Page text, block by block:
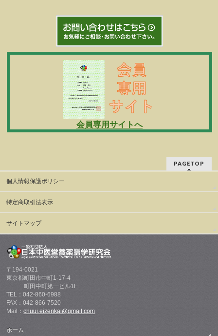
会員専用サイトへ
PAGETOP
個人情報保護ポリシー
特定商取引法表示
サイトマップ
〒194-0021
東京都町田市中町1-17-4
町田中町第一ビル1F
TEL：042-860-6988
FAX：042-866-7520
Mail：chuui.eizenkai@gmail.com
ホーム